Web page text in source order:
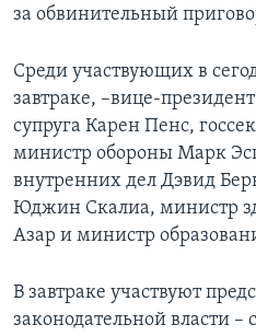
за обвинительный
Среди участвующих в
завтраке, –вице-
супруга Карен Пенс,
министр обороны Марк
внутренних дел Дэвид
Юджин Скалиа, министр
Азар и министр
В завтраке участвуют
законодательной власти –